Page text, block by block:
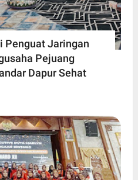
Penguat Jaringan
Pejuang
Dapur Sehat